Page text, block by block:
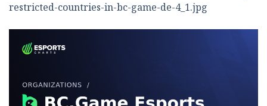
restricted-countries-in-bc-game-de-4_1.jpg